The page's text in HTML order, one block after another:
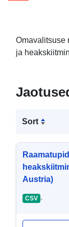
Omavalitsuse
ja
Sort
Austria)
CSV -